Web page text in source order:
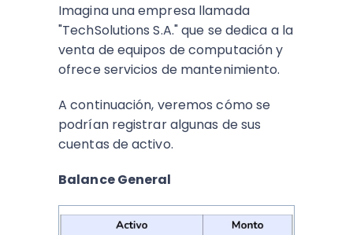
Imagina una empresa llamada
"TechSolutions S.A." que se dedica a la
venta de equipos de computación y
ofrece servicios de mantenimiento.
A continuación, veremos cómo se
podrían registrar algunas de sus
cuentas de activo.
Balance General